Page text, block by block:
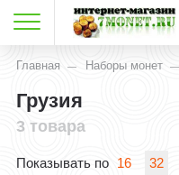
Главная Наборы монет
Грузия
3 товара
Показывать по 16 32